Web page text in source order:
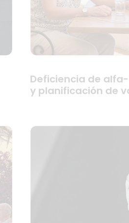
Deficiencia de
y planificación de